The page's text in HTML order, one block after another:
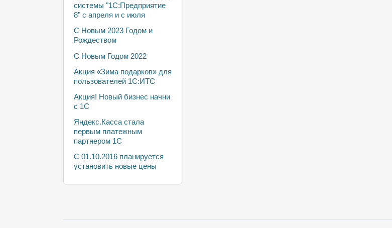
системы "1С:Предприятие
8" с апреля и с июля
С Новым 2023 Годом и
Рождеством
С Новым Годом 2022
Акция «Зима подарков» для
пользователей 1С:ИТС
Акция! Новый бизнес начни
с 1С
Яндекс.Касса стала
первым платежным
партнером 1С
С 01.10.2016 планируется
установить новые цены